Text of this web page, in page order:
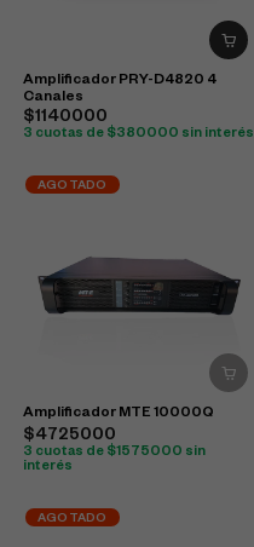
Amplificador PRY-D4820 4
Canales
$1140000
3 cuotas de $380000 sin interés
AGOTADO
Amplificador MTE 10000Q
$4725000
3 cuotas de $1575000 sin
interés
AGOTADO